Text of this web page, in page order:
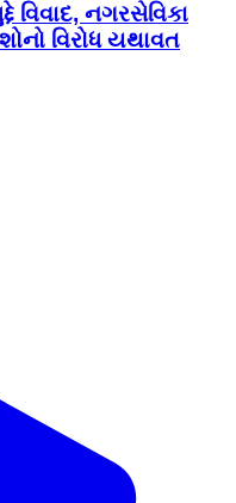
વિવાદ, નગરસેવિકા
વિરોધ યથાવત